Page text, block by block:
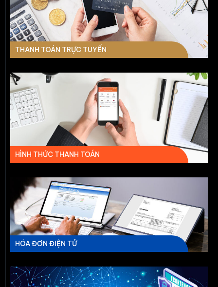
THANH TOÁN TRỰC TUYẾN
HÌNH THỨC THANH TOÁN
HÓA ĐƠN ĐIỆN TỬ